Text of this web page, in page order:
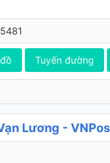
Tuyến đường
Lương -